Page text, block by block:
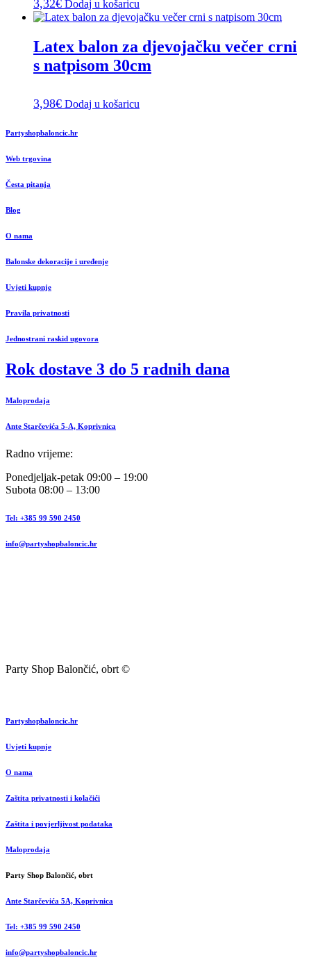
3,32€ Dodaj u košaricu
Latex balon za djevojačku večer crni
s natpisom 30cm
3,98€ Dodaj u košaricu
Partyshopbaloncic.hr
Web trgovina
Česta pitanja
Blog
O nama
Balonske dekoracije i uređenje
Uvjeti kupnje
Pravila privatnosti
Jednostrani raskid ugovora
Rok dostave 3 do 5 radnih dana
Maloprodaja
Ante Starčevića 5-A, Koprivnica
Radno vrijeme:
Ponedjeljak-petak 09:00 – 19:00
Subota 08:00 – 13:00
Tel: +385 99 590 2450
info@partyshopbaloncic.hr
Party Shop Balončić, obrt ©
Partyshopbaloncic.hr
Uvjeti kupnje
O nama
Zaštita privatnosti i kolačići
Zaštita i povjerljivost podataka
Maloprodaja
Party Shop Balončić, obrt
Ante Starčevića 5A, Koprivnica
Tel: +385 99 590 2450
info@partyshopbaloncic.hr